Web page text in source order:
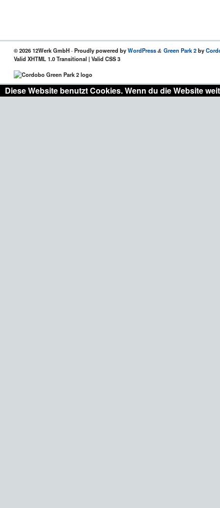
© 2026 12Werk GmbH · Proudly powered byWordPress& Green Park 2by
Valid XHTML 1.0 Transitional | Valid CSS 3
Diese Website benutzt Cookies. Wenn du die Website